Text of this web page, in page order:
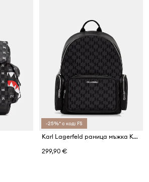
-25%* с код: FS
Karl Lagerfeld раница мъжка K/MONOGRAM
299,90 €